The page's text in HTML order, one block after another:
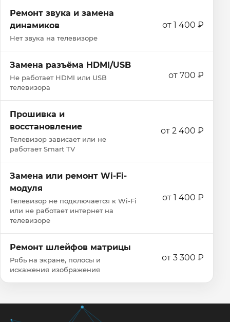
Ремонт звука и замена
динамиков
Нет звука на телевизоре
от 1 400 ₽
Замена разъёма HDMI/USB
Не работает HDMI или USB
телевизора
от 700 ₽
Прошивка и
восстановление
Телевизор зависает или не
работает Smart TV
от 2 400 ₽
Замена или ремонт Wi‑Fi-
модуля
Телевизор не подключается к Wi‑Fi
или не работает интернет на
телевизоре
от 1 400 ₽
Ремонт шлейфов матрицы
Рябь на экране, полосы и
искажения изображения
от 3 300 ₽